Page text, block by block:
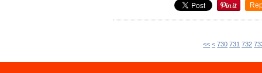
<< < 700
710
720
730 731 732